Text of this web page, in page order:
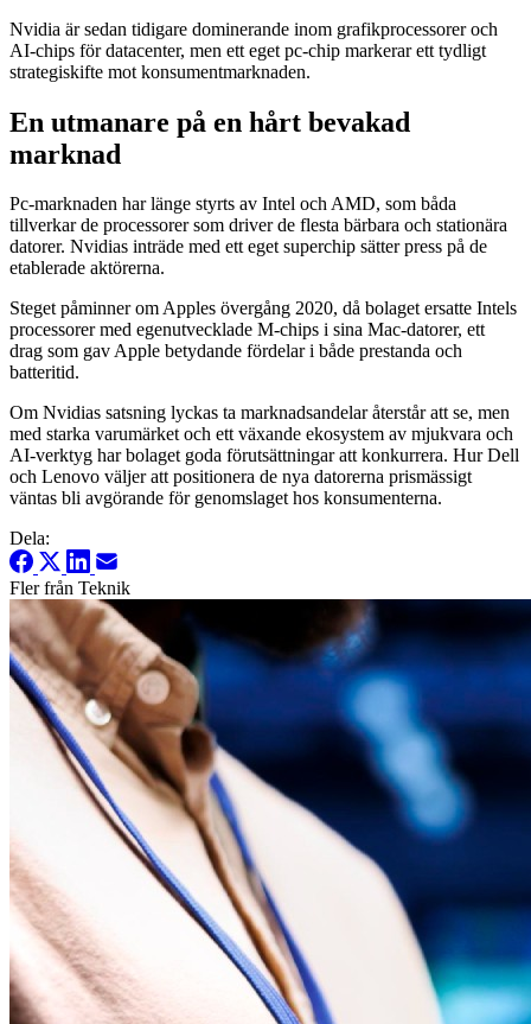
Nvidia är sedan tidigare dominerande inom grafikprocessorer och
AI-chips för datacenter, men ett eget pc-chip markerar ett tydligt
strategiskifte mot konsumentmarknaden.
En utmanare på en hårt bevakad
marknad
Pc-marknaden har länge styrts av Intel och AMD, som båda
tillverkar de processorer som driver de flesta bärbara och stationära
datorer. Nvidias inträde med ett eget superchip sätter press på de
etablerade aktörerna.
Steget påminner om Apples övergång 2020, då bolaget ersatte Intels
processorer med egenutvecklade M-chips i sina Mac-datorer, ett
drag som gav Apple betydande fördelar i både prestanda och
batteritid.
Om Nvidias satsning lyckas ta marknadsandelar återstår att se, men
med starka varumärket och ett växande ekosystem av mjukvara och
AI-verktyg har bolaget goda förutsättningar att konkurrera. Hur Dell
och Lenovo väljer att positionera de nya datorerna prismässigt
väntas bli avgörande för genomslaget hos konsumenterna.
Dela:
Fler från Teknik